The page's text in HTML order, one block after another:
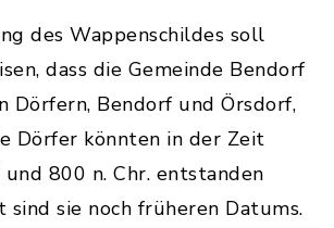
des Wappenschildes soll
dass die Gemeinde Bendorf
Dörfern, Bendorf und Örsdorf,
Dörfer könnten in der Zeit
und 800 n. Chr. entstanden
sind sie noch früheren Datums.